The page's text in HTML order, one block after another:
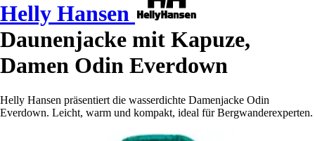
Helly Hansen
Daunenjacke mit Kapuze,
Damen Odin Everdown
Helly Hansen präsentiert die wasserdichte Damenjacke Odin
Everdown. Leicht, warm und kompakt, ideal für Bergwanderexperten.